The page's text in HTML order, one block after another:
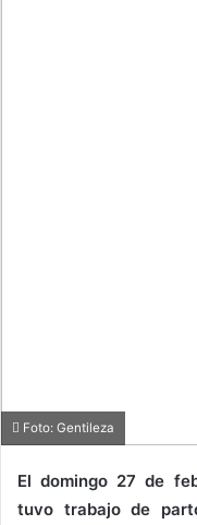
Foto: Gentileza
El domingo 27 de
tuvo trabajo de